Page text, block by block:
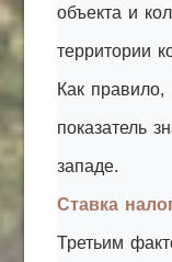
объекта и
территории
Как правило,
показатель
западе.
Ставка
Третьим